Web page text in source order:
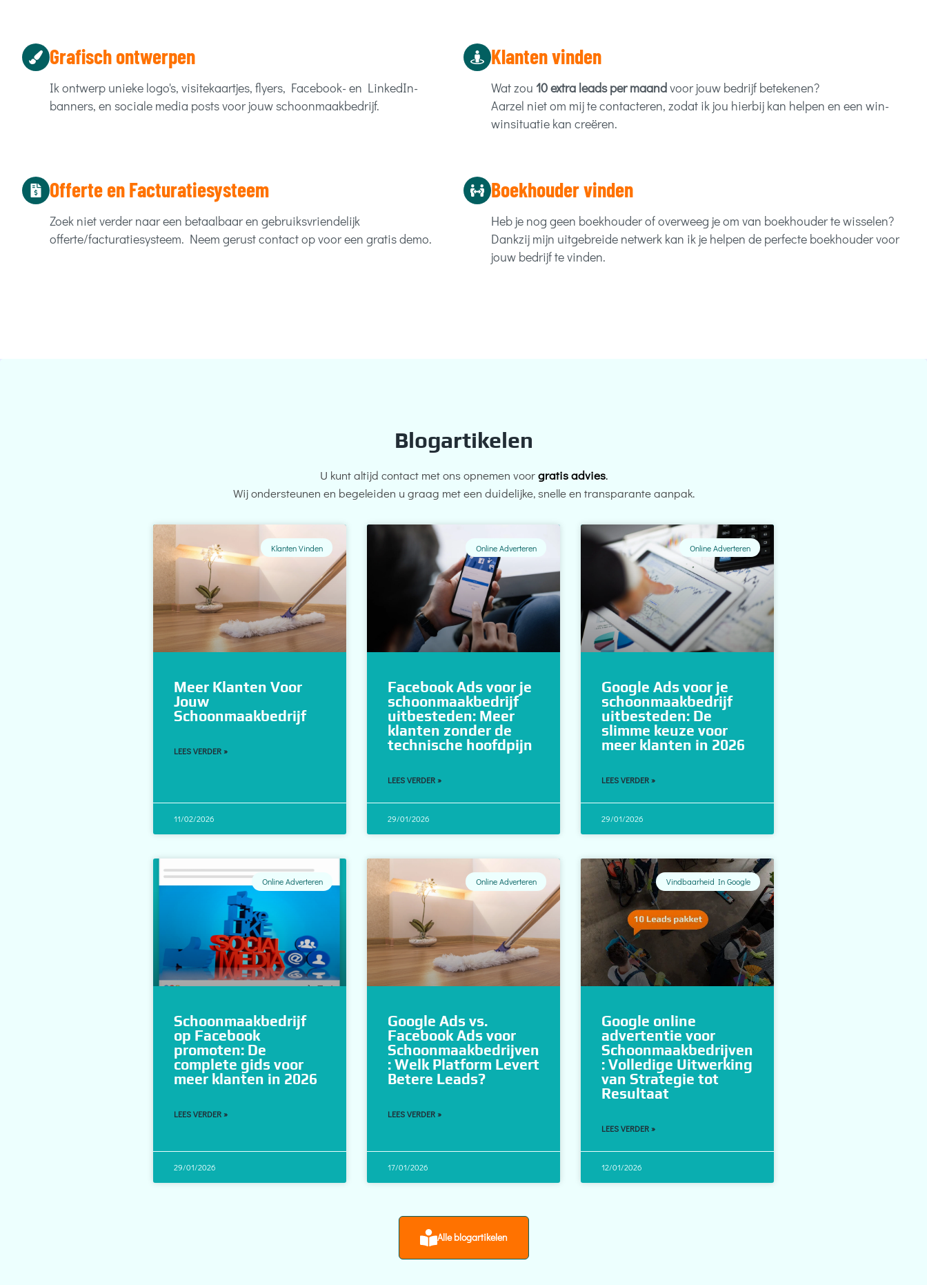
Grafisch ontwerpen
Ik ontwerp unieke logo's, visitekaartjes, flyers, Facebook- en LinkedIn-
banners, en sociale media posts voor jouw schoonmaakbedrijf.
Klanten vinden
Wat zou 10 extra leads per maandvoor jouw bedrijf betekenen?
Aarzel niet om mij te contacteren, zodat ik jou hierbij kan helpen en een win-
winsituatie kan creëren.
Offerte en Facturatiesysteem
Zoek niet verder naar een betaalbaar en gebruiksvriendelijk
offerte/facturatiesysteem. Neem gerust contact op voor een gratis demo.
Boekhouder vinden
Heb je nog geen boekhouder of overweeg je om van boekhouder te wisselen?
Dankzij mijn uitgebreide netwerk kan ik je helpen de perfecte boekhouder voor
jouw bedrijf te vinden.
Blogartikelen
U kunt altijd contact met ons opnemen voorgratis advies.
Wij ondersteunen en begeleiden u graag met een duidelijke, snelle en transparante aanpak.
Klanten Vinden
Meer Klanten Voor
Jouw
Schoonmaakbedrijf
LEES VERDER »
11/02/2026
Online Adverteren
Facebook Ads voor je
schoonmaakbedrijf
uitbesteden: Meer
klanten zonder de
technische hoofdpijn
LEES VERDER »
29/01/2026
Online Adverteren
Google Ads voor je
schoonmaakbedrijf
uitbesteden: De
slimme keuze voor
meer klanten in 2026
LEES VERDER »
29/01/2026
Online Adverteren
Schoonmaakbedrijf
op Facebook
promoten: De
complete gids voor
meer klanten in 2026
LEES VERDER »
29/01/2026
Online Adverteren
Google Ads vs.
Facebook Ads voor
Schoonmaakbedrijven
: Welk Platform Levert
Betere Leads?
LEES VERDER »
17/01/2026
Vindbaarheid In Google
Google online
advertentie voor
Schoonmaakbedrijven
: Volledige Uitwerking
van Strategie tot
Resultaat
LEES VERDER »
12/01/2026
Alle blogartikelen